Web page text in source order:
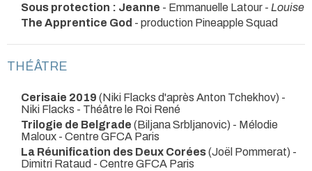
Sous protection : Jeanne - Emmanuelle Latour - Louise
The Apprentice God - production Pineapple Squad
THÉÂTRE
Cerisaie 2019 (Niki Flacks d'après Anton Tchekhov) -
Niki Flacks - Théâtre le Roi René
Trilogie de Belgrade (Biljana Srbljanovic) - Mélodie
Maloux - Centre GFCA Paris
La Réunification des Deux Corées(Joël Pommerat) -
Dimitri Rataud - Centre GFCA Paris